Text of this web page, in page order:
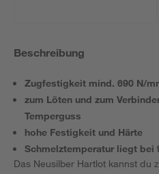
Beschreibung
Zugfestigkeit mind. 690 N/
zum Löten und zum
Temperguss
hohe Festigkeit und Härte
Schmelztemperatur liegt bei
Das Neusilber Hartlot kannst du